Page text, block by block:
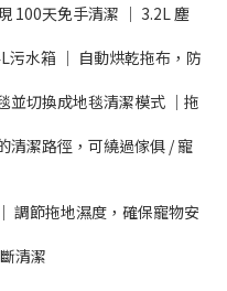
100天免手清潔 ｜ 3.2L 塵
水箱 ｜ 自動烘乾拖布，防
並切換成地毯清潔模式 ｜拖
清潔路徑，可繞過傢俱 / 寵
調節拖地濕度，確保寵物安
清潔